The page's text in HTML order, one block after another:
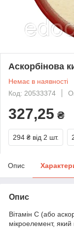
Аскорбінова
Немає в наявності
Код: 20533374
327,25 ₴
294 ₴ від 2 шт.
Опис
Опис
Вітамін С (або
мікроелемент, який